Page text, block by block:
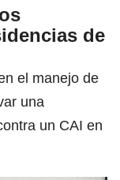
de
el manejo de
una
un CAI en